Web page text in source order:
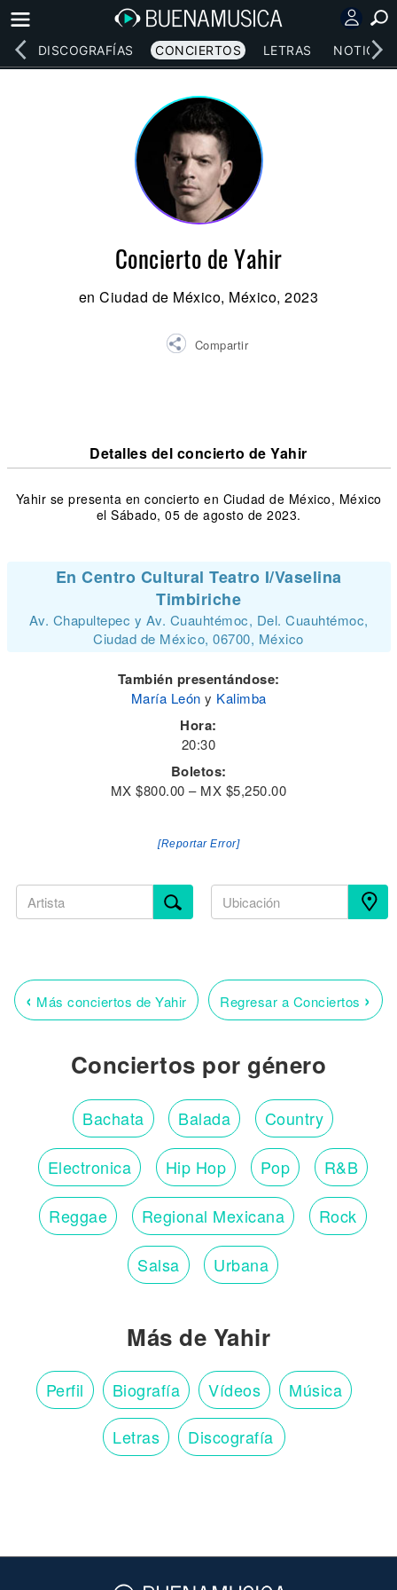
DISCOGRAFÍAS CONCIERTOS LETRAS NOTICIAS
Concierto de Yahir
en Ciudad de México, México, 2023
Compartir
Detalles del concierto de Yahir
Yahir se presenta en concierto en Ciudad de México, México
el Sábado, 05 de agosto de 2023.
En Centro Cultural Teatro I/Vaselina
Timbiriche
Av. Chapultepec y Av. Cuauhtémoc, Del. Cuauhtémoc,
Ciudad de México, 06700, México
También presentándose:
María León y Kalimba
Hora:
20:30
Boletos:
MX $800.00 – MX $5,250.00
[Reportar Error]
‹ Más conciertos de Yahir Regresar a Conciertos ›
Conciertos por género
Bachata Balada Country
Electronica Hip Hop Pop R&B
Reggae Regional Mexicana Rock
Salsa Urbana
Más de Yahir
Perfil Biografía Vídeos Música
Letras Discografía